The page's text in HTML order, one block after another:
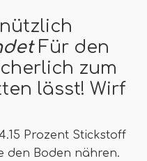
Für den
zum
lässt! Wirf
Prozent Stickstoff
den Boden nähren.